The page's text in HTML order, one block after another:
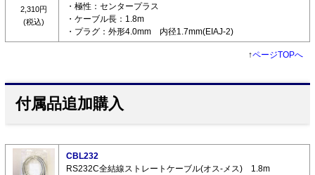
2,310円
(税込)
・極性：センタープラス
・ケーブル長：1.8m
・プラグ：外形4.0mm 内径1.7mm(EIAJ-2)
↑ページTOPへ
付属品追加購入
CBL232
RS232C全結線ストレートケーブル(オス-メス) 1.8m